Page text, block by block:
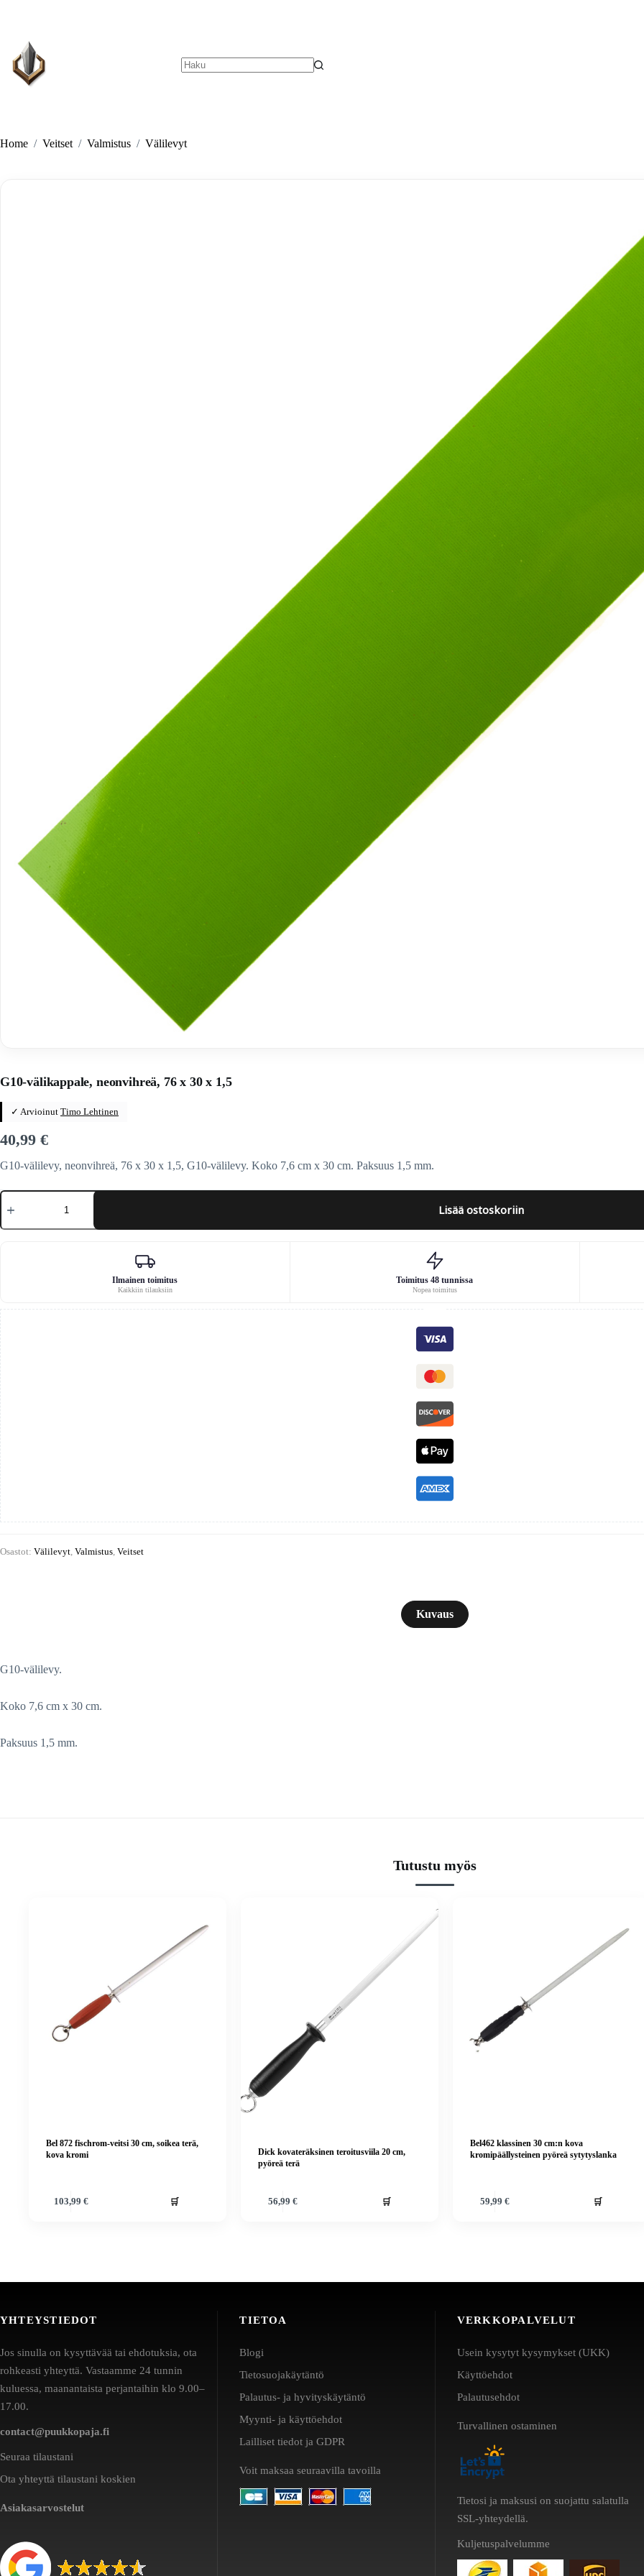
Home / Veitset / Valmistus / Välilevyt
G10-välikappale, neonvihreä, 76 x 30 x 1,5
✓ Arvioinut Timo Lehtinen
40,99 €
G10-välilevy, neonvihreä, 76 x 30 x 1,5, G10-välilevy. Koko 7,6 cm x 30 cm. Paksuus 1,5 mm.
G10-
välikappale,
76
Lisää ostoskoriin
Ilmainen toimitus
Kaikkiin tilauksiin
Toimitus 48 tunnissa
Nopea toimitus
Osastot: Välilevyt Valmistus Veitset
Kuvaus
G10-välilevy.
Koko 7,6 cm x 30 cm.
Paksuus 1,5 mm.
Tutustu myös
Bel 872 fischrom-veitsi 30 cm, soikea terä,
kova kromi
103,99 € 🛒
Dick kovateräksinen teroitusviila 20 cm,
pyöreä terä
56,99€ 🛒
Bel462 klassinen 30 cm:n kova
kromipäällysteinen pyöreä sytytyslanka
59,99 € 🛒
YHTEYSTIEDOT
Jos sinulla on kysyttävää tai ehdotuksia, ota
rohkeasti yhteyttä. Vastaamme 24 tunnin
kuluessa, maanantaista perjantaihin klo 9.00–
17.00.
contact@puukkopaja.fi
Seuraa tilaustani
Ota yhteyttä tilaustani koskien
Asiakasarvostelut
TIETOA
Blogi
Tietosuojakäytäntö
Palautus- ja hyvityskäytäntö
Myynti- ja käyttöehdot
Lailliset tiedot ja GDPR
Voit maksaa seuraavilla tavoilla
VERKKOPALVELUT
Usein kysytyt kysymykset (UKK)
Käyttöehdot
Palautusehdot
Turvallinen ostaminen
Tietosi ja maksusi on suojattu salatulla
SSL-yhteydellä.
Kuljetuspalvelumme